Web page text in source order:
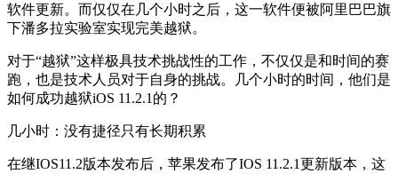
软件更新。而仅仅在几个小时之后，这一软件便被阿里巴巴旗
下潘多拉实验室实现完美越狱。
对于“越狱”这样极具技术挑战性的工作，不仅仅是和时间的赛
跑，也是技术人员对于自身的挑战。几个小时的时间，他们是
如何成功越狱iOS 11.2.1的？
几小时：没有捷径只有长期积累
在继IOS11.2版本发布后，苹果发布了IOS 11.2.1更新版本，这